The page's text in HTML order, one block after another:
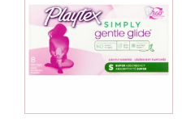
PLAYTEX
TAMPON
SUPER
8'S